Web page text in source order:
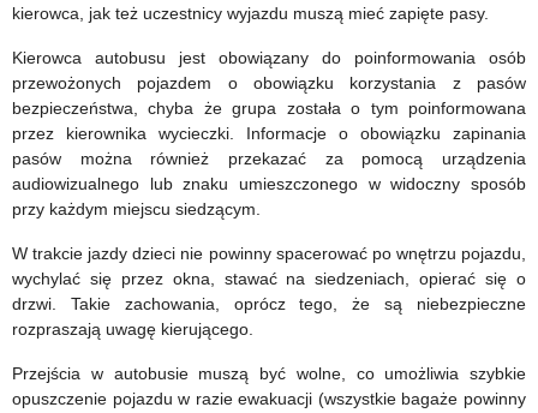
kierowca, jak też uczestnicy wyjazdu muszą mieć zapięte pasy.
Kierowca autobusu jest obowiązany do poinformowania osób
przewożonych pojazdem o obowiązku korzystania z pasów
bezpieczeństwa, chyba że grupa została o tym poinformowana
przez kierownika wycieczki. Informacje o obowiązku zapinania
pasów można również przekazać za pomocą urządzenia
audiowizualnego lub znaku umieszczonego w widoczny sposób
przy każdym miejscu siedzącym.
W trakcie jazdy dzieci nie powinny spacerować po wnętrzu pojazdu,
wychylać się przez okna, stawać na siedzeniach, opierać się o
drzwi. Takie zachowania, oprócz tego, że są niebezpieczne
rozpraszają uwagę kierującego.
Przejścia w autobusie muszą być wolne, co umożliwia szybkie
opuszczenie pojazdu w razie ewakuacji (wszystkie bagaże powinny